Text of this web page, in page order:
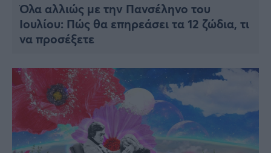
Όλα αλλιώς με την Πανσέληνο του
Ιουλίου: Πώς θα επηρεάσει τα 12 ζώδια, τι
να προσέξετε